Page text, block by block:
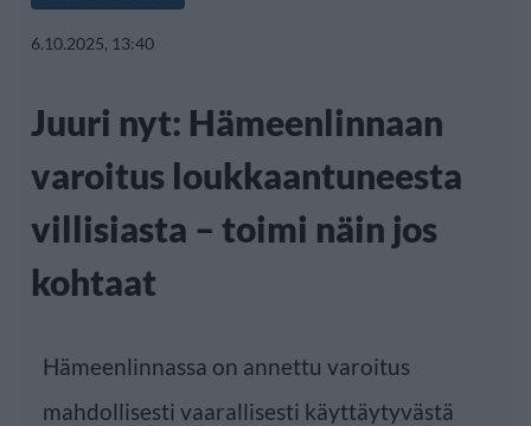
6.10.2025, 13:40
Juuri nyt: Hämeenlinnaan
varoitus loukkaantuneesta
villisiasta – toimi näin jos
kohtaat
Hämeenlinnassa on annettu varoitus
mahdollisesti vaarallisesti käyttäytyvästä